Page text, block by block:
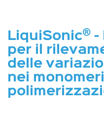
LiquiSonic® -
per il
delle
nei